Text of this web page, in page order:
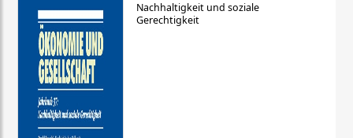
Nachhaltigkeit und soziale
Gerechtigkeit